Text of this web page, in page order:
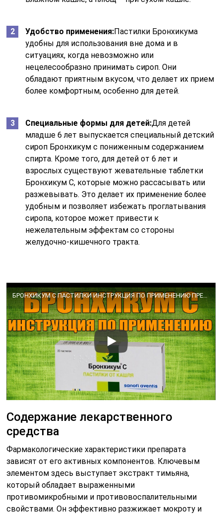
Удобство применения:Пастилки Бронхикума
удобны для использования вне дома и в
ситуациях, когда невозможно или
нецелесообразно принимать сироп. Они
обладают приятным вкусом, что делает их прием
более комфортным, особенно для детей.
Специальные формы для детей:Для детей
младше 6 лет выпускается специальный детский
сироп Бронхикум с пониженным содержанием
спирта. Кроме того, для детей от 6 лет и
взрослых существуют жевательные таблетки
Бронхикум С, которые можно рассасывать или
разжевывать. Это делает их применение более
удобным и позволяет избежать проглатывания
сиропа, которое может привести к
нежелательным эффектам со стороны
желудочно-кишечного тракта.
Содержание лекарственного
средства
Фармакологические характеристики препарата
зависят от его активных компонентов. Ключевым
элементом здесь выступает экстракт тимьяна,
который обладает выраженными
противомикробными и противовоспалительными
свойствами. Он эффективно разжижает мокроту и